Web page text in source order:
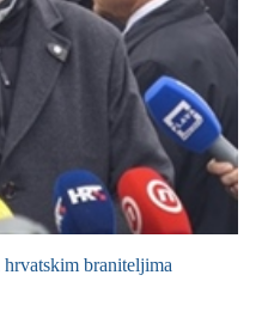
braniteljima